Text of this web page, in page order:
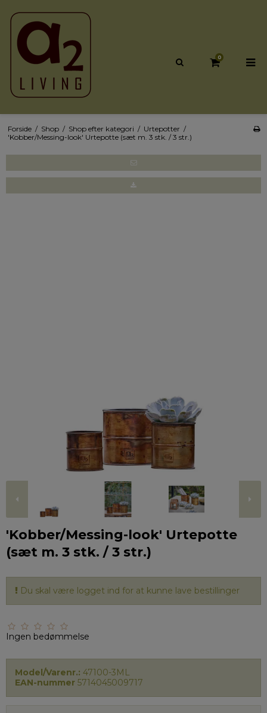
0
Forside / Shop / Shop efter kategori / Urtepotter /
'Kobber/Messing-look' Urtepotte (sæt m. 3 stk. / 3 str.)
'Kobber/Messing-look' Urtepotte
(sæt m. 3 stk. / 3 str.)
Du skal være logget ind for at kunne lave bestillinger
Ingen bedømmelse
Model/Varenr.: 47100-3ML
EAN-nummer 5714045009717